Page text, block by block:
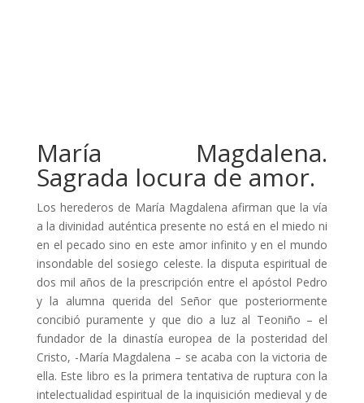
María Magdalena.
Sagrada locura de amor.
Los herederos de María Magdalena afirman que la vía
a la divinidad auténtica presente no está en el miedo ni
en el pecado sino en este amor infinito y en el mundo
insondable del sosiego celeste. la disputa espiritual de
dos mil años de la prescripción entre el apóstol Pedro
y la alumna querida del Señor que posteriormente
concibió puramente y que dio a luz al Teoniño – el
fundador de la dinastía europea de la posteridad del
Cristo, -María Magdalena – se acaba con la victoria de
ella. Este libro es la primera tentativa de ruptura con la
intelectualidad espiritual de la inquisición medieval y de